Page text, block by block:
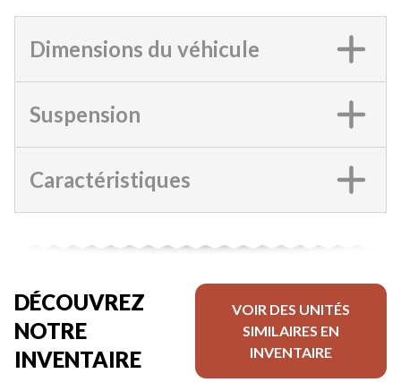
Dimensions du véhicule
Suspension
Caractéristiques
DÉCOUVREZ
NOTRE
INVENTAIRE
VOIR DES UNITÉS
SIMILAIRES EN
INVENTAIRE